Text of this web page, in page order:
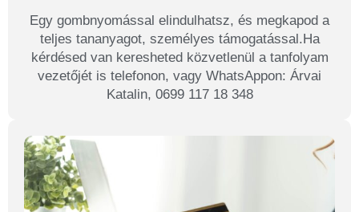
Egy gombnyomással elindulhatsz, és megkapod a
teljes tananyagot, személyes támogatással.Ha
kérdésed van keresheted közvetlenül a tanfolyam
vezetőjét is telefonon, vagy WhatsAppon: Árvai
Katalin, 0699 117 18 348